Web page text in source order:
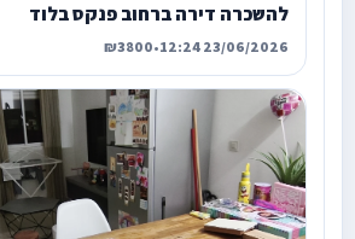
להשכרה דירה ברחוב פנקס בלוד
23/06/2026 12:24
•
₪3800